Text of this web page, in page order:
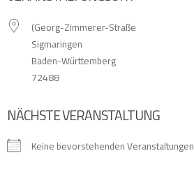
(Georg-Zimmerer-Straße
Sigmaringen
Baden-Württemberg
72488
NÄCHSTE VERANSTALTUNG
Keine bevorstehenden Veranstaltungen